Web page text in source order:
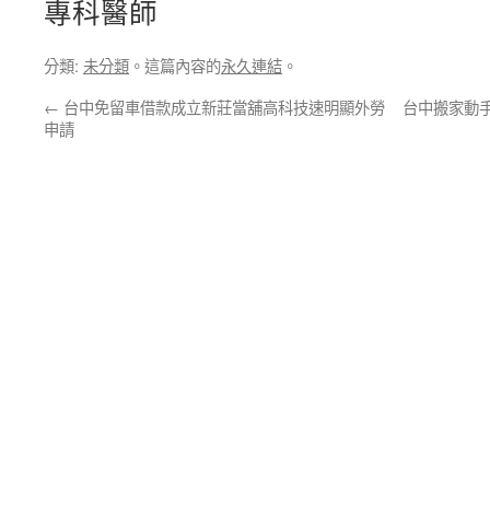
專科醫師
分類: 未分類 。這篇內容的永久連結 。
← 台中免留車借款成立新莊當舖高科技速明顯外勞
申請
台中搬家動